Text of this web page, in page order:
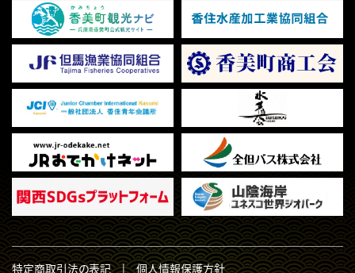
特定商取引法の表記|個人情報保護方針